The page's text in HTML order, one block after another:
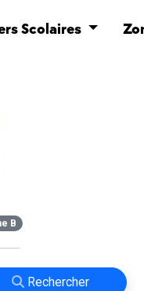
Scolaires
B
Rechercher